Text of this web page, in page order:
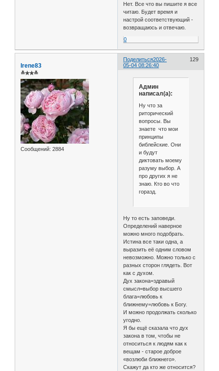
Нет. Все что вы пишите я все
читаю. Будет время и
настрой соответствующий -
возвращаюсь и отвечаю.
0
Поделиться 129
2026-
05-04 08:26:40
Irene83
≛✯✯≛
Сообщений: 2884
Админ
написал(а):
Ну что за
риторический
вопросы. Вы
знаете что мои
принципы
библейские. Они
и будут
диктовать моему
разуму выбор. А
про других я не
знаю. Кто во что
горазд.
Ну то есть заповеди.
Определений наверное
можно много подобрать.
Истина все таки одна, а
выразить её одним словом
невозможно. Можно только с
разных сторон глядеть. Вот
как с духом.
Дух закона=здравый
смысл=выбор высшего
блага=любовь к
ближнему=любовь к Богу.
И можно продолжать сколько
угодно.
Я бы ещё сказала что дух
закона в том, чтобы не
относиться к людям как к
вещам - старое доброе
«возлюби ближнего».
Скажут да кто же относится?